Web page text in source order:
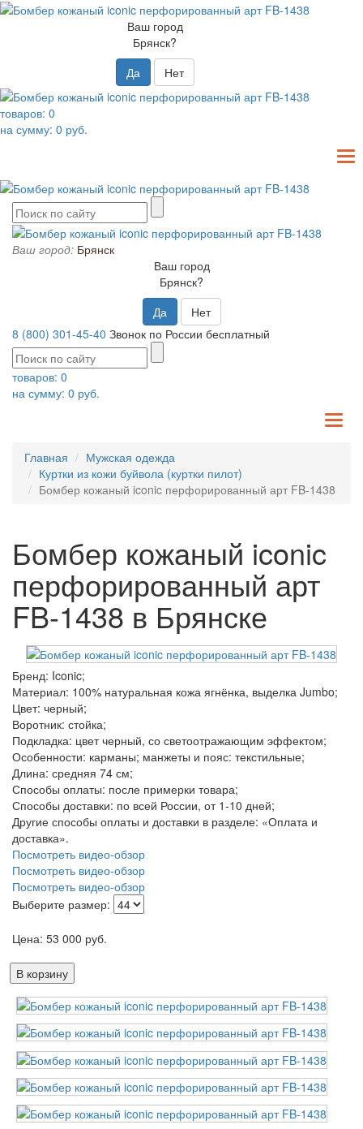
Ваш город
Брянск?
Да
Нет
товаров: 0
на сумму: 0 руб.
Ваш город: Брянск
Ваш город
Брянск?
Да
Нет
8 (800) 301-45-40 Звонок по России бесплатный
товаров: 0
на сумму: 0 руб.
Главная
Мужская одежда
Куртки из кожи буйвола (куртки пилот)
Бомбер кожаный iconic перфорированный арт FB-1438
Бомбер кожаный iconic
перфорированный арт
FB-1438 в Брянске
Бренд: Iconic;
Материал: 100% натуральная кожа ягнёнка, выделка Jumbo;
Цвет: черный;
Воротник: стойка;
Подкладка: цвет черный, со светоотражающим эффектом;
Особенности: карманы; манжеты и пояс: текстильные;
Длина: средняя 74 см;
Способы оплаты: после примерки товара;
Способы доставки: по всей России, от 1-10 дней;
Другие способы оплаты и доставки в разделе: «Оплата и
доставка».
Посмотреть видео-обзор
Посмотреть видео-обзор
Посмотреть видео-обзор
Выберите размер:
Цена: 53 000 руб.
В корзину